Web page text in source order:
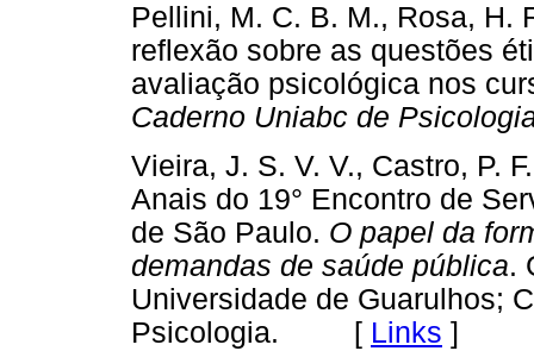
Pellini, M. C. B. M., Rosa, H.
reflexão sobre as questões
avaliação psicológica nos
Caderno Uniabc de
Vieira, J. S. V. V., Castro, P.
Anais do 19° Encontro de
de São Paulo. O papel da
demandas de saúde pública.
Universidade de Guarulhos;
Psicologia. [ Links ]